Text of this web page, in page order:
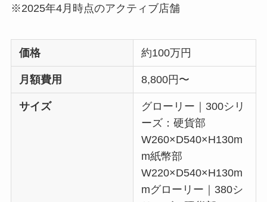
※2025年4月時点のアクティブ店舗
価格 約100万円
月額費用 8,800円〜
サイズ
グローリー｜300シリ
ーズ：硬貨部
W260×D540×H130m
m紙幣部
W220×D540×H130m
mグローリー｜380シ